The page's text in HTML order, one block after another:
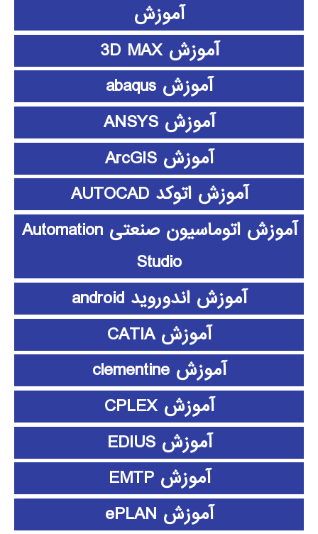
آموزش
آموزش 3D MAX
آموزش abaqus
آموزش ANSYS
آموزش ArcGIS
آموزش اتوکد AUTOCAD
آموزش اتوماسیون صنعتی Automation
Studio
آموزش اندوروید android
آموزش CATIA
آموزش clementine
آموزش CPLEX
آموزش EDIUS
آموزش EMTP
آموزش ePLAN